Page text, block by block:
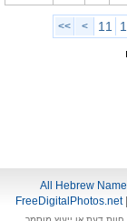
11
>
>>
All Hebrew
FreeDigitalPhotos.net|